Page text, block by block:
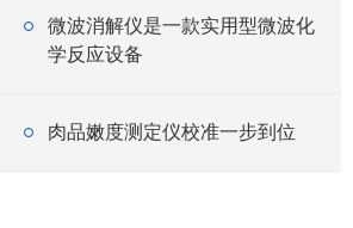
微波消解仪是一款实用型微波化
学反应设备
肉品嫩度测定仪校准一步到位